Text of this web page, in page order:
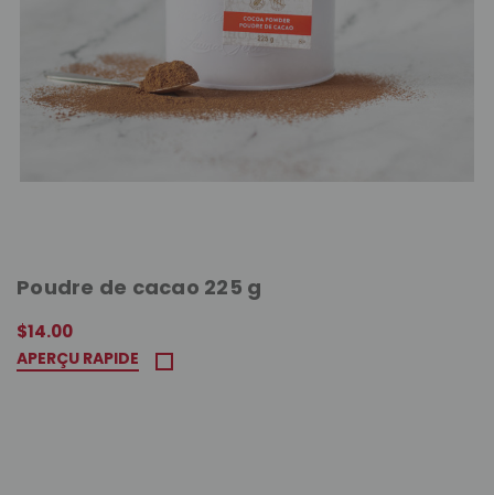
Poudre de cacao 225 g
$14.00
APERÇU RAPIDE